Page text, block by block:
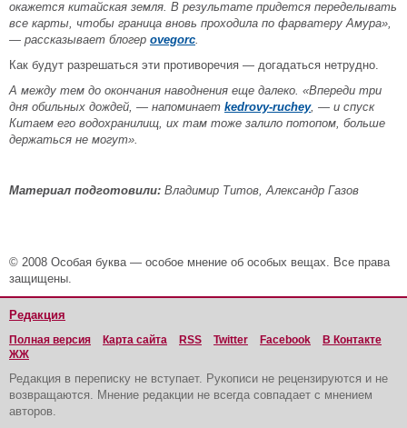
окажется китайская земля. В результате придется переделывать
все карты, чтобы граница вновь проходила по фарватеру Амура»,
— рассказывает блогер ovegorc.
Как будут разрешаться эти противоречия — догадаться нетрудно.
А между тем до окончания наводнения еще далеко. «Впереди три
дня обильных дождей, — напоминает kedrovy-ruchey, — и спуск
Китаем его водохранилищ, их там тоже залило потопом, больше
держаться не могут».
Материал подготовили: Владимир Титов, Александр Газов
© 2008 Особая буква — особое мнение об особых вещах. Все права
защищены.
Редакция
Полная версия Карта сайта RSS Twitter Facebook
В Контакте
ЖЖ
Редакция в переписку не вступает. Рукописи не рецензируются и не
возвращаются. Мнение редакции не всегда совпадает с мнением
авторов.